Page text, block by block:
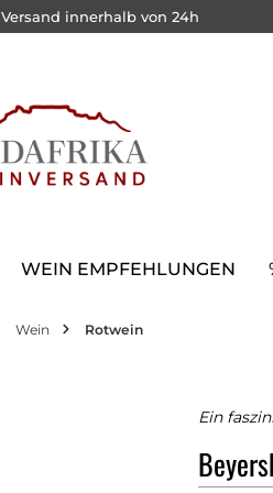
Versand innerhalb von 24h
WEIN EMPFEHLUNGEN
Wein Rotwein
Ein